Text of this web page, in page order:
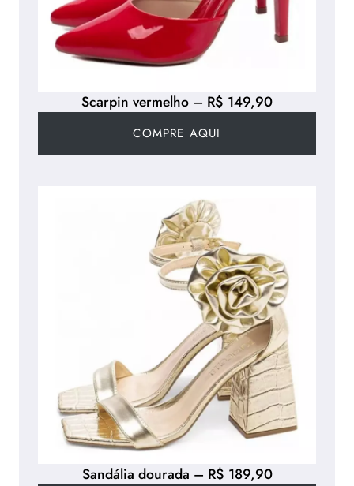
Sandália dourada – R$ 189,90
Scarpin vermelho – R$ 149,90
COMPRE AQUI